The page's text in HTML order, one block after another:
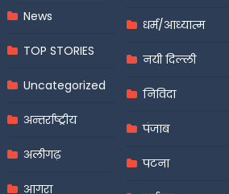
News
TOP STORIES
Uncategorized
अन्तर्राष्ट्रीय
अलीगढ़
आगरा
धर्म/आध्यात्म
नयी दिल्ली
निविदा
पंजाब
पटना